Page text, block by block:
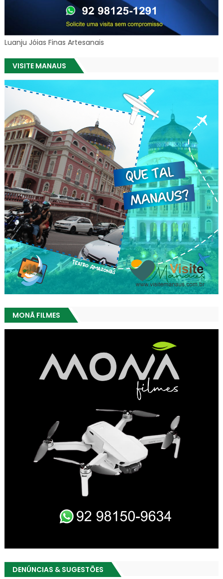
Luanju Jóias Finas Artesanais
VISITE MANAUS
MONÃ FILMES
DENÚNCIAS & SUGESTÕES